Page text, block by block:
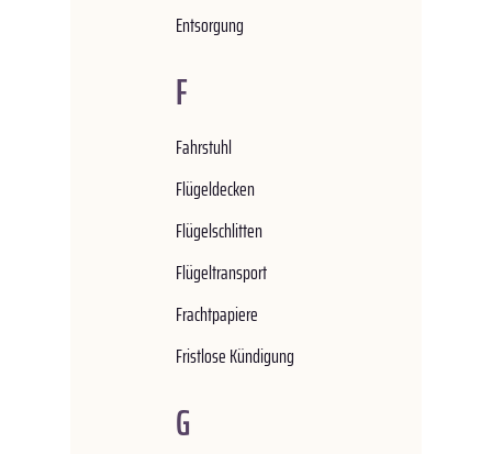
Entsorgung
F
Fahrstuhl
Flügeldecken
Flügelschlitten
Flügeltransport
Frachtpapiere
Fristlose Kündigung
G